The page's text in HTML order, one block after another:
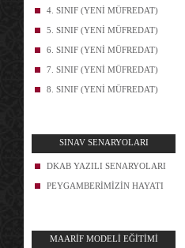
4. SINIF (YENİ MÜFREDAT)
5. SINIF (YENİ MÜFREDAT)
6. SINIF (YENİ MÜFREDAT)
7. SINIF (YENİ MÜFREDAT)
8. SINIF (YENİ MÜFREDAT)
SINAV SENARYOLARI
DKAB YAZILI SENARYOLARI
PEYGAMBERİMİZİN HAYATI
MAARİF MODELİ EĞİTİMİ